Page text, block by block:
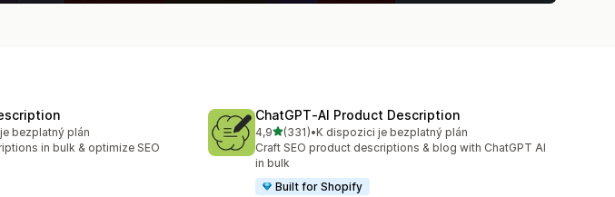
bezplatný plán
in bulk & optimize SEO
ChatGPT‑AI Product Description
4,9z 5 hvězd
(331)
Celkový počet recenzí: 331
•K dispozici je bezplatný plán
Craft SEO product descriptions & blog with ChatGPT AI
in bulk
Built for Shopify